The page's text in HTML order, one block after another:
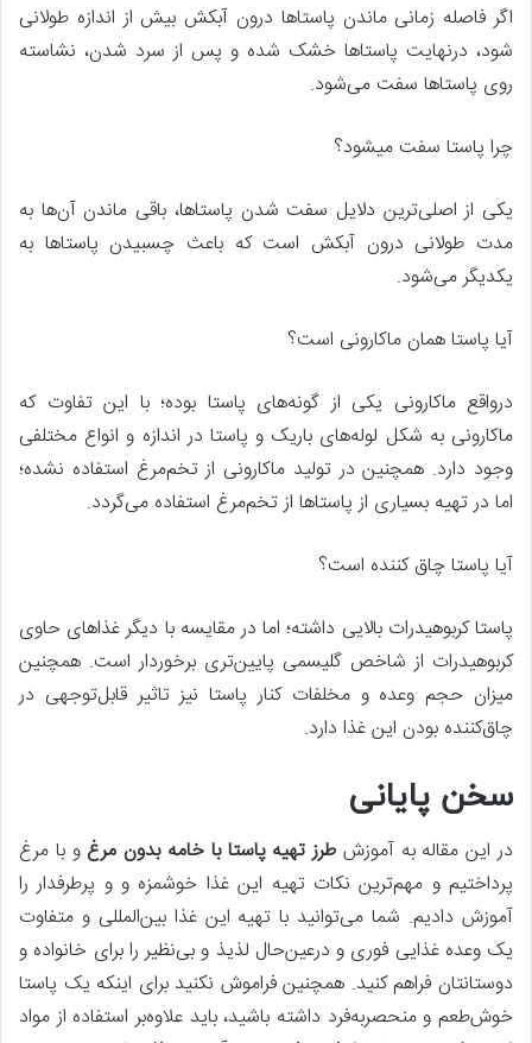
اگر فاصله زمانی ماندن پاستاها درون آبکش بیش‌ از اندازه طولانی
شود، درنهایت پاستاها خشک شده و پس‌ از سرد شدن، نشاسته
روی پاستاها سفت می‌شود.
چرا پاستا سفت میشود؟
یکی از اصلی‌ترین دلایل سفت شدن پاستاها، باقی ماندن آن‌ها به
مدت طولانی درون آبکش است که باعث چسبیدن پاستاها به
یکدیگر می‌شود.
آیا پاستا همان ماکارونی است؟
درواقع ماکارونی یکی از گونه‌های پاستا بوده؛ با این تفاوت که
ماکارونی به شکل لوله‌های باریک و پاستا در اندازه و انواع مختلفی
وجود دارد. همچنین در تولید ماکارونی از تخم‌مرغ استفاده نشده؛
اما در تهیه بسیاری از پاستاها از تخم‌مرغ استفاده می‌گردد.
آیا پاستا چاق کننده است؟
پاستا کربوهیدرات بالایی داشته؛ اما در مقایسه با دیگر غذاهای حاوی
کربوهیدرات از شاخص گلیسمی پایین‌تری برخوردار است. همچنین
میزان حجم وعده و مخلفات کنار پاستا نیز تاثیر قابل‌توجهی در
چاق‌کننده بودن این غذا دارد.
سخن پایانی
در این مقاله به آموزش طرز تهیه پاستا با خامه بدون مرغ و با مرغ
پرداختیم و مهم‌ترین نکات تهیه این غذا خوشمزه و و پرطرفدار را
آموزش دادیم. شما می‌توانید با تهیه این غذا بین‌المللی و متفاوت
یک وعده غذایی فوری و درعین‌حال لذیذ و بی‌نظیر را برای خانواده و
دوستانتان فراهم کنید. همچنین فراموش نکنید برای‌ اینکه یک پاستا
خوش‌طعم و منحصربه‌فرد داشته باشید، باید علاوه‌بر استفاده از مواد